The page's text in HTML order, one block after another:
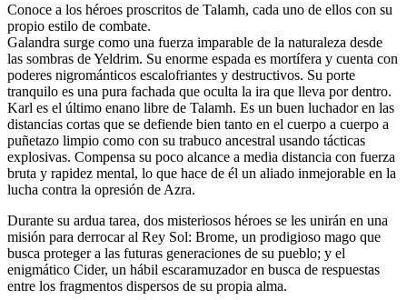
Conoce a los héroes proscritos de Talamh, cada uno de ellos con su
propio estilo de combate.
Galandra surge como una fuerza imparable de la naturaleza desde
las sombras de Yeldrim. Su enorme espada es mortífera y cuenta con
poderes nigrománticos escalofriantes y destructivos. Su porte
tranquilo es una pura fachada que oculta la ira que lleva por dentro.
Karl es el último enano libre de Talamh. Es un buen luchador en las
distancias cortas que se defiende bien tanto en el cuerpo a cuerpo a
puñetazo limpio como con su trabuco ancestral usando tácticas
explosivas. Compensa su poco alcance a media distancia con fuerza
bruta y rapidez mental, lo que hace de él un aliado inmejorable en la
lucha contra la opresión de Azra.
Durante su ardua tarea, dos misteriosos héroes se les unirán en una
misión para derrocar al Rey Sol: Brome, un prodigioso mago que
busca proteger a las futuras generaciones de su pueblo; y el
enigmático Cider, un hábil escaramuzador en busca de respuestas
entre los fragmentos dispersos de su propia alma.